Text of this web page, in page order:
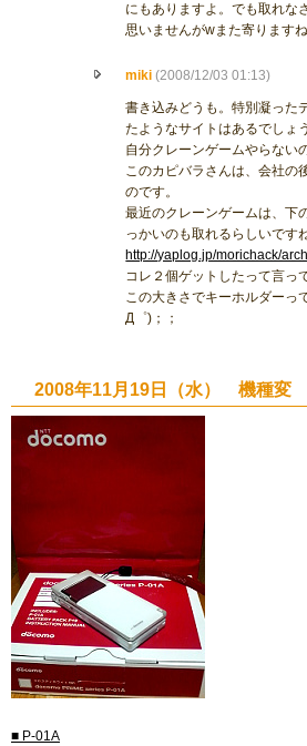
にもありますよ。でも取れな
思いませんがwまた寄りますね
miki (2008/12/03 01:13)
書き込みどうも。特別凝った
たようなサイトはあるでしょ
自分クレーンゲームやらない
このカピバラさんは、会社の
のです。
最近のクレーンゲームは、下
っかいのも取れるらしいですね
http://yaplog.jp/morichack/
コレ２個ゲットしたって言っ
この大きさでキーホルダー
Д゜)；；
2008年11月19日（水） 機種
■ P-01A